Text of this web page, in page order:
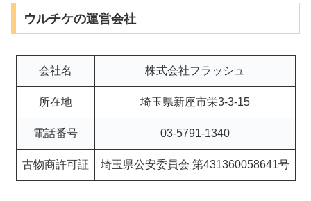
ウルチケの運営会社
会社名 株式会社フラッシュ
所在地 埼玉県新座市栄3-3-15
電話番号 03-5791-1340
古物商許可証 埼玉県公安委員会 第431360058641号